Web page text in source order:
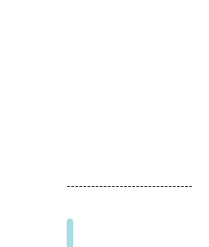
-------------------------------